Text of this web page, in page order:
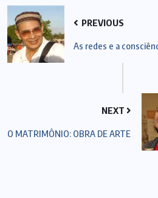
PREVIOUS
As redes e a
NEXT
O MATRIMÔNIO: OBRA DE ARTE